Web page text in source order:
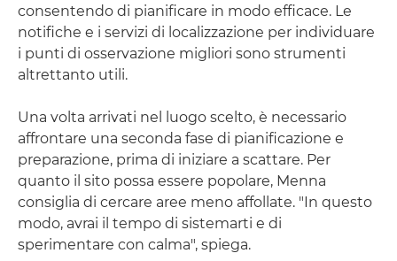
consentendo di pianificare in modo efficace. Le
notifiche e i servizi di localizzazione per individuare
i punti di osservazione migliori sono strumenti
altrettanto utili.
Una volta arrivati nel luogo scelto, è necessario
affrontare una seconda fase di pianificazione e
preparazione, prima di iniziare a scattare. Per
quanto il sito possa essere popolare, Menna
consiglia di cercare aree meno affollate. "In questo
modo, avrai il tempo di sistemarti e di
sperimentare con calma", spiega.